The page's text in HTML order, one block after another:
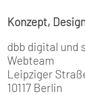
Konzept,
dbb digital und
Webteam
Leipziger
10117 Berlin